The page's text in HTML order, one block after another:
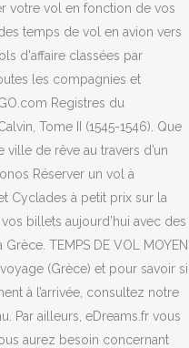
votre vol en fonction de vos
temps de vol en avion vers
d'affaire classées par
les compagnies et
Registres du
Tome II (1545-1546). Que
de rêve au travers d’un
Réserver un vol à
Cyclades à petit prix sur la
billets aujourd’hui avec des
TEMPS DE VOL MOYEN
(Grèce) et pour savoir si
à l’arrivée, consultez notre
Par ailleurs, eDreams.fr vous
aurez besoin concernant